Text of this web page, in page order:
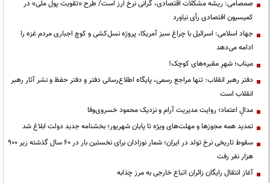
صمصامی: ریشه مشکلات اقتصادی، گرانی نرخ ارز است/ طرح «تقویت پول ملی» در
کمیسیون اقتصادی رأی نیاورد
جهاد اسلامی: اسرائیل با چراغ سبز آمریکا، پروژه نسل‌کشی و کوچ اجباری مردم غزه را
ادامه می‌دهد
میناب؛ شهرِ مقبره‌های کوچک!
دفتر رهبر انقلاب: تنها مراجع رسمی، پایگاه اطلاع‌رسانی دفتر و دفتر حفظ و نشر آثار رهبر
انقلاب است
مدالِ اعتماد؛ روایت مدیریت آرام و نزدیک محمود خسروی‌وفا
تمدید همه مجوزها و مهلت‌های ویژه تا پایان شهریور؛ بخشنامه جدید دولت ابلاغ شد
سقوط تاریخی نرخ تولد در ایران؛ شمار نوزادان برای نخستین بار در ۶۰ سال گذشته زیر ۹۰۰
هزار نفر رفت
آغاز انتقال رایگان زائران اتباع خارجی به مرز چذابه